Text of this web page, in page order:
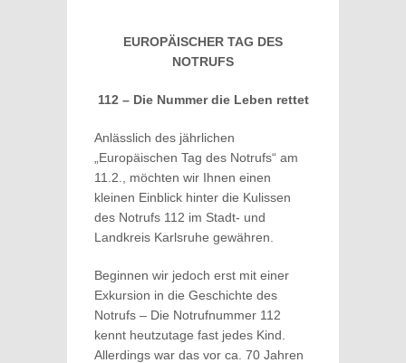
EUROPÄISCHER TAG DES
NOTRUFS
112 – Die Nummer die Leben rettet
Anlässlich des jährlichen
„Europäischen Tag des Notrufs“ am
11.2., möchten wir Ihnen einen
kleinen Einblick hinter die Kulissen
des Notrufs 112 im Stadt- und
Landkreis Karlsruhe gewähren.
Beginnen wir jedoch erst mit einer
Exkursion in die Geschichte des
Notrufs – Die Notrufnummer 112
kennt heutzutage fast jedes Kind.
Allerdings war das vor ca. 70 Jahren